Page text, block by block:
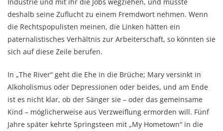
Industrie und mit ihr die Jobs wegziehen, und müsste
deshalb seine Zuflucht zu einem Fremdwort nehmen. Wenn
die Rechtspopulisten meinen, die Linken hätten ein
paternalistisches Verhältnis zur Arbeiterschaft, so könnten sie
sich auf diese Zeile berufen.
In „The River“ geht die Ehe in die Brüche; Mary versinkt in
Alkoholismus oder Depressionen oder beides, und am Ende
ist es nicht klar, ob der Sänger sie – oder das gemeinsame
Kind – möglicherweise aus Verzweiflung ermorden will. Fünf
Jahre später kehrte Springsteen mit „My Hometown“ in die